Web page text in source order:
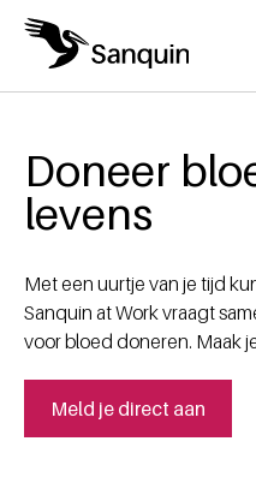
Overslaan en naar de inhoud
Home
Doneer
levens
Met een uurtje van je tijd
Sanquin at Work vraagt
voor bloed doneren. Maak
Meld je direct aan